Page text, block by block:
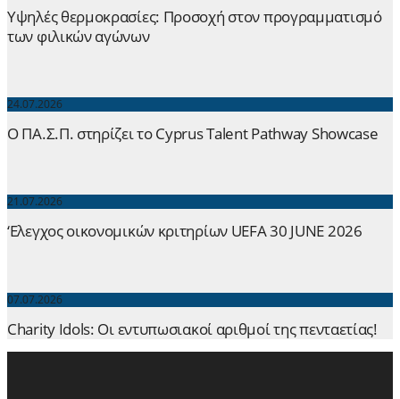
Yψηλές θερμοκρασίες: Προσοχή στον προγραμματισμό
των φιλικών αγώνων
24.07.2026
Ο ΠΑ.Σ.Π. στηρίζει το Cyprus Talent Pathway Showcase
21.07.2026
‘Ελεγχος οικονομικών κριτηρίων UEFA 30 JUNE 2026
07.07.2026
Charity Idols: Οι εντυπωσιακοί αριθμοί της πενταετίας!